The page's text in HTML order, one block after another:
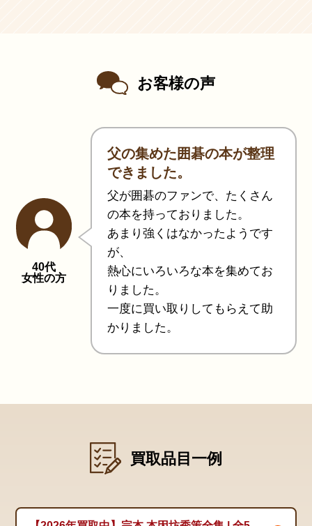
お客様の声
40代
女性の方
父の集めた囲碁の本が整理
できました。
父が囲碁のファンで、たくさん
の本を持っておりました。
あまり強くはなかったようです
が、
熱心にいろいろな本を集めてお
りました。
一度に買い取りしてもらえて助
かりました。
買取品目一例